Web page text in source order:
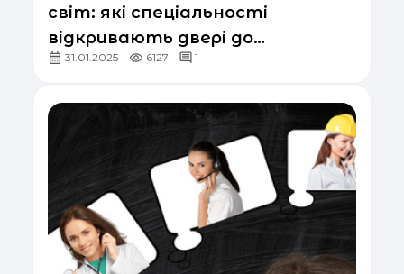
світ: які спеціальності
відкривають двері до
міжнародних компаній
31.01.2025 6127 1